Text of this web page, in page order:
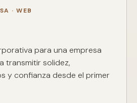
· WEB
para una empresa
transmitir solidez,
y confianza desde el primer